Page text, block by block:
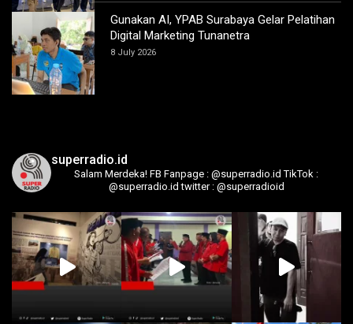
Gunakan AI, YPAB Surabaya Gelar Pelatihan
Digital Marketing Tunanetra
8 July 2026
superradio.id
Salam Merdeka! FB Fanpage : @superradio.id TikTok :
@superradio.id twitter : @superradioid